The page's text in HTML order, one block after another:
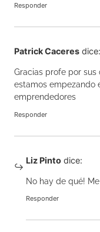
Responder
Patrick Caceres dice:
Gracias profe por
estamos empezando
emprendedores
Responder
Liz Pinto dice:
No hay de qué!
Responder